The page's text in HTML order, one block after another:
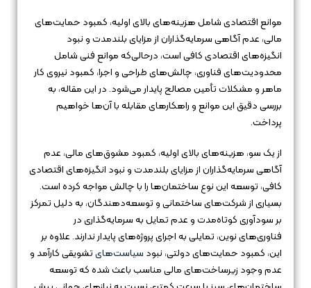
موانع اقتصادی شامل هزینه‌های بالای اولیه، کمبود حمایت‌های
مالی، عدم آگاهی سرمایه‌گذاران از مزایای بلندمدت و نبود
انگیزه‌های اقتصادی کافی است، درحالی‌که موانع فنی شامل
محدودیت‌های فناوری، چالش‌های طراحی و اجرا، کمبود نیروی کار
ماهر و مشکلات تأمین مصالح پایدار می‌شود. در این مقاله، به
بررسی دقیق این موانع و راهکارهای مقابله با آن‌ها خواهیم
پرداخت.
از یک سو، هزینه‌های بالای اولیه، کمبود مشوق‌های مالی، عدم
آگاهی سرمایه‌گذاران از مزایای بلندمدت و نبود انگیزه‌های اقتصادی
کافی، توسعه این نوع ساختمان‌ها را با چالش مواجه کرده است.
بسیاری از شرکت‌های ساختمانی و توسعه‌دهندگان، به دلیل تمرکز
بر سودآوری کوتاه‌مدت و عدم تمایل به سرمایه‌گذاری در
فناوری‌های نوین، تمایلی به اجرای پروژه‌های پایدار ندارند. علاوه بر
این، کمبود حمایت‌های دولتی، نبود سیاست‌هایتشویقی کارآمد و
عدم وجود زیرساخت‌های مالی مناسب باعث شده که توسعه